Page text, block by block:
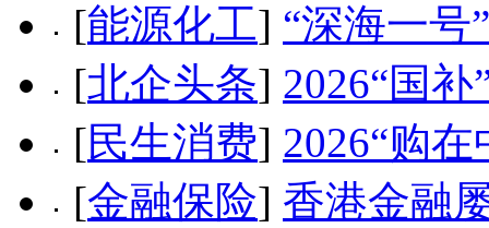
[能源化工] “深海一号
[北企头条] 2026“国
[民生消费] 2026“购
[金融保险] 香港金融